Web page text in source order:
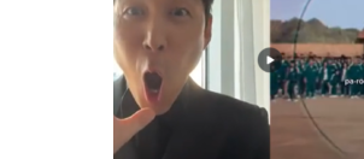
de
Jay
B
e
artista
reage